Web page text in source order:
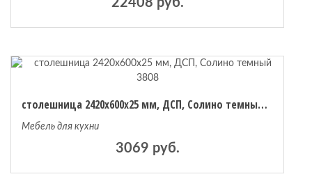
столешница 2420х600х25 мм, ДСП, Солино темный 3808
Мебель для кухни
3069 руб.